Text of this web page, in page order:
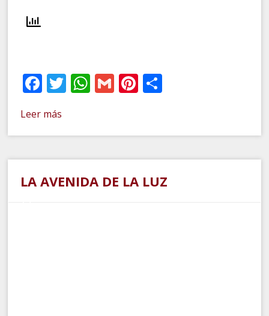
Facebook
Twitter
WhatsApp
GmailPinterest
Leer más
LA AVENIDA DE LA LUZ